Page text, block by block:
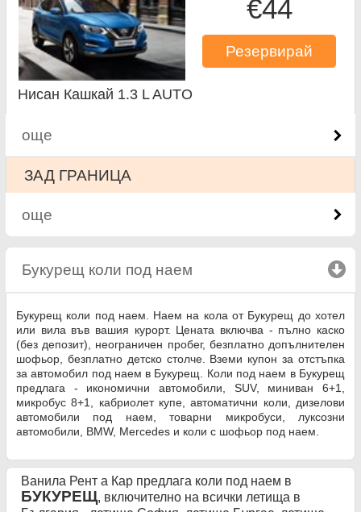
€44
Резервирай
Нисан Кашкай 1.3 L AUTO
още
ЗАД ГРАНИЦА
още
Букурещ коли под наем click to collapse
Букурещ коли под наем. Наем на кола от Букурещ до хотел
или вила във вашия курорт. Цената включва - пълно каско
(без депозит), неограничен пробег, безплатно допълнителен
шофьор, безплатно детско столче. Вземи купон за отстъпка
за автомобил под наем в Букурещ. Коли под наем в Букурещ
предлага - икономични автомобили, SUV, миниван 6+1,
микробус 8+1, кабриолет купе, автоматични коли, дизелови
автомобили под наем, товарни микробуси, луксозни
автомобили, BMW, Mercedes и коли с шофьор под наем.
Ванила Рент а Кар предлага коли под наем в
БУКУРЕЩ, включително на всички летища в